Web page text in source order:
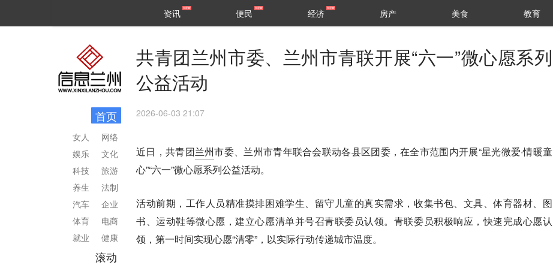
区县
资讯 便民 经济 房产 美食 教育
首页
网络
文化
旅游
法制
企业
电商
健康
女人
娱乐
科技
养生
汽车
体育
就业
滚动
共青团兰州市委、兰州市青联开展“六一”微心愿系列
公益活动
2026-06-03 21:07
近日，共青团兰州市委、兰州市青年联合会联动各县区团委，在全市范围内开展“星光微爱·情暖童
心”“六一”微心愿系列公益活动。
活动前期，工作人员精准摸排困难学生、留守儿童的真实需求，收集书包、文具、体育器材、图
书、运动鞋等微心愿，建立心愿清单并号召青联委员认领。青联委员积极响应，快速完成心愿认
领，第一时间实现心愿“清零”，以实际行动传递城市温度。